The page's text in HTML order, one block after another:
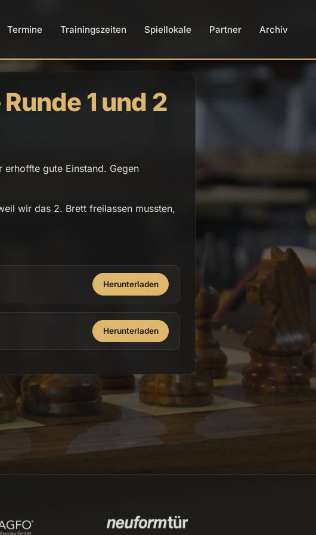
Termine Trainingszeiten Spiellokale Partner Archiv
1 und 2
erhoffte gute Einstand. Gegen
wir das 2. Brett freilassen mussten,
Herunterladen
Herunterladen